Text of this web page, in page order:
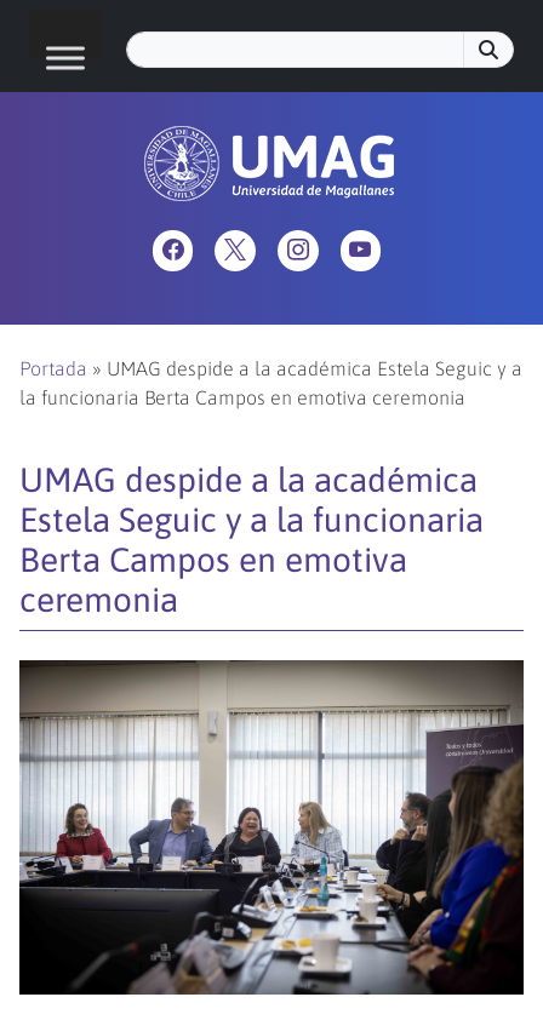
Portada » UMAG despide a la académica Estela Seguic y a
la funcionaria Berta Campos en emotiva ceremonia
UMAG despide a la académica
Estela Seguic y a la funcionaria
Berta Campos en emotiva
ceremonia